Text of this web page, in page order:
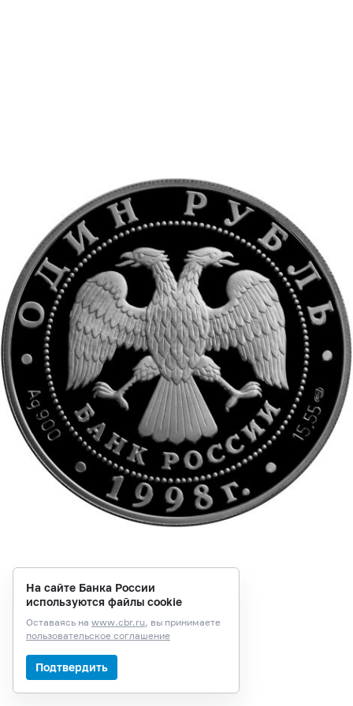
На сайте Банка России
используются файлы cookie
Оставаясь на www.cbr.ru, вы принимаете
пользовательское соглашение
Подтвердить